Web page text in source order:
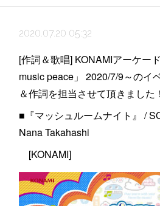
2020.07.20 05:32
[作詞＆歌唱] KONAMIアーケー
music peace」 2020/7/9～のイ
＆作詞を担当させて頂きました！
■『マッシュルームナイト』 /
Nana Takahashi
[KONAMI]